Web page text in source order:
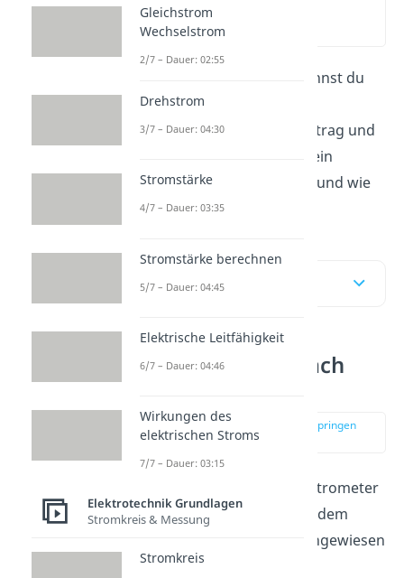
kannst du
eine elektrische Ladung
nachweisen. In diesem Beitrag und
erfährst du, wie ein
Elektroskop aufgebaut ist und wie
es funktioniert.
Inhaltsübersicht
Elektroskop einfach
zur Stelle im Video springen
(00:09)
, auch Elektrometer
genannt, ist ein Gerät, mit dem
elektrische Ladungen nachgewiesen
werden können. Seine
Gleichstrom
Wechselstrom
2/7 – Dauer: 02:55
Drehstrom
3/7 – Dauer: 04:30
Stromstärke
4/7 – Dauer: 03:35
Stromstärke berechnen
5/7 – Dauer: 04:45
Elektrische Leitfähigkeit
6/7 – Dauer: 04:46
Wirkungen des
elektrischen Stroms
7/7 – Dauer: 03:15
Elektrotechnik Grundlagen
Stromkreis & Messung
Stromkreis